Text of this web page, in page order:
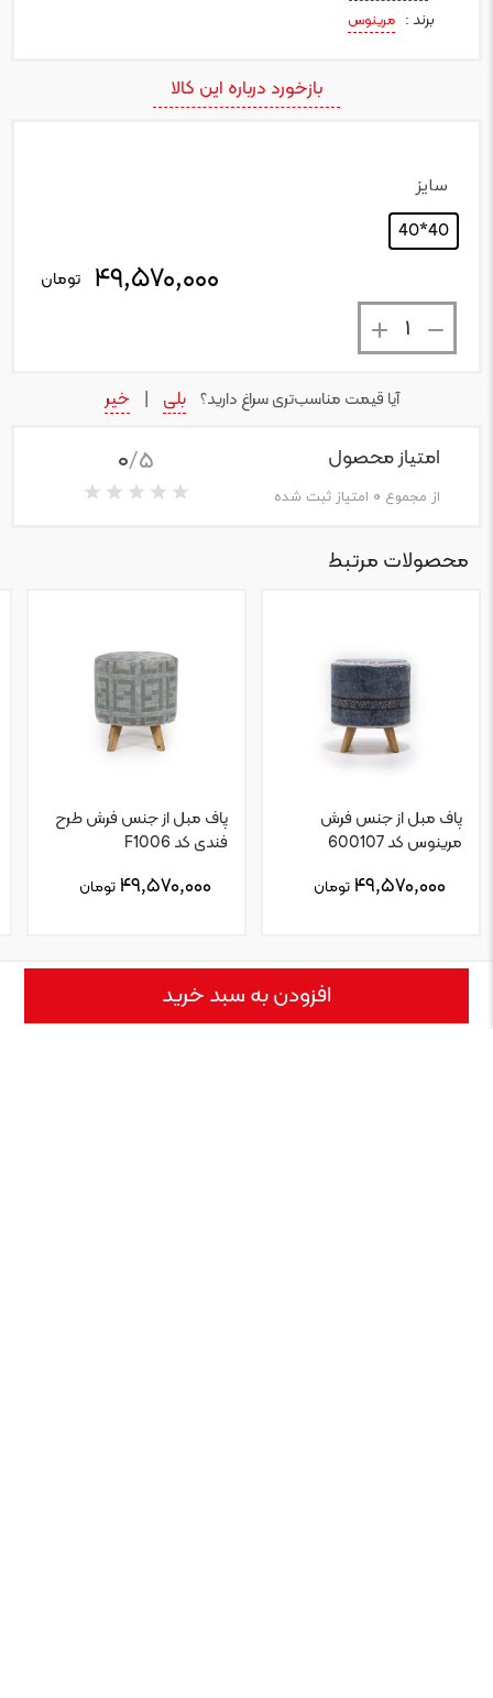
برند : مرینوس
بازخورد درباره این کالا
سایز
40*40
۴۹,۵۷۰,۰۰۰ تومان
افزودن به سبد خرید
آیا قیمت مناسب‌تری سراغ دارید؟ بلی خیر
امتیاز محصول
از مجموع 0 امتیاز ثبت شده
0/5
محصولات مرتبط
پاف مبل از جنس فرش
مرینوس کد 600107
۴۹,۵۷۰,۰۰۰ تومان
پاف مبل از جنس فرش طرح
فندی کد F1006
۴۹,۵۷۰,۰۰۰ تومان
نقد و بررسی